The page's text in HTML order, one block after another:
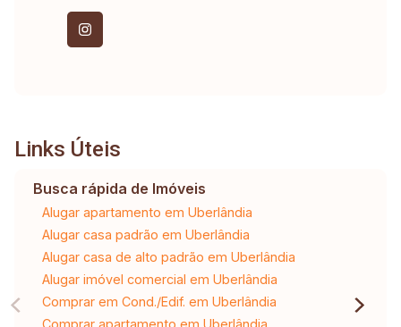
Links Úteis
Busca rápida de Imóveis
Alugar apartamento em Uberlândia
Alugar casa padrão em Uberlândia
Alugar casa de alto padrão em Uberlândia
Alugar imóvel comercial em Uberlândia
Comprar em Cond./Edif. em Uberlândia
Comprar apartamento em Uberlândia